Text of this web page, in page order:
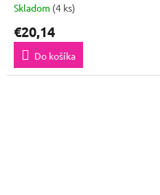
Skladom (4 ks)
€20,14
Do košíka